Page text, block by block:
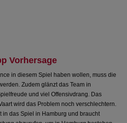
Vorhersage
in diesem Spiel haben wollen, muss die
Zudem glänzt das Team in
und viel Offensivdrang. Das
wird das Problem noch verschlechtern.
in das Spiel in Hamburg und braucht